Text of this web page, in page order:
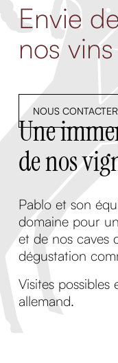
Envie
nos
NOUS CONTACTER
Une
de nos
Pablo et son
domaine pour
et de nos caves
dégustation
Visites possibles
allemand.